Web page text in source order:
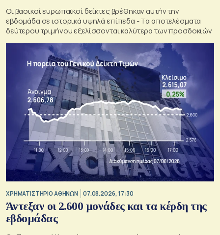
Οι βασικοί ευρωπαϊκοί δείκτες βρέθηκαν αυτήν την
εβδομάδα σε ιστορικά υψηλά επίπεδα - Τα αποτελέσματα
δεύτερου τριμήνου εξελίσσονται καλύτερα των προσδοκιών
XΡΗΜΑΤΙΣΤΗΡΙΟ ΑΘΗΝΩΝ 07.08.2026, 17:30
Άντεξαν οι 2.600 μονάδες και τα κέρδη της
εβδομάδας